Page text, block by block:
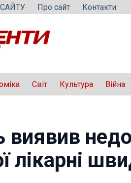
Про сайт Контакти
Світ Культура Війна
виявив
лікарні